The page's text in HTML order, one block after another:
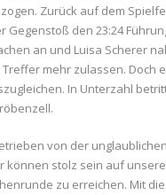
Zurück auf dem
Gegenstoß den 23:24
an und Luisa Scherer
Treffer mehr zulassen.
In Unterzahl
von der
können stolz sein auf
zu erreichen. Mit